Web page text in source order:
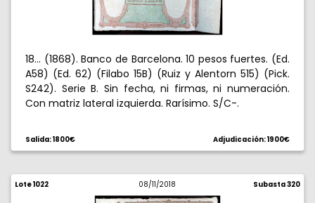
18... (1868). Banco de Barcelona. 10 pesos fuertes. (Ed.
A58) (Ed. 62) (Filabo 15B) (Ruiz y Alentorn 515) (Pick.
S242). Serie B. Sin fecha, ni firmas, ni numeración.
Con matriz lateral izquierda. Rarísimo. S/C-.
Salida: 1800€ Adjudicación: 1900€
Lote 1022 08/11/2018 Subasta 320